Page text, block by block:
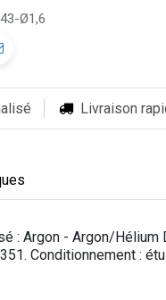
Ø1,6
Livraison
: Argon - Argon/
Conditionnement :